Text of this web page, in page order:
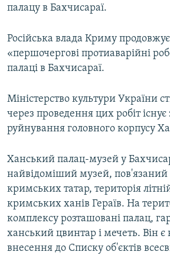
палацу в Бахчисараї.
Російська влада Криму
«першочергові протиаварійні
палаці в Бахчисараї.
Міністерство культури України
через проведення цих робіт існує
руйнування головного корпусу
Ханський палац-музей у
найвідоміший музей, пов'язаний
кримських татар, територія
кримських ханів Гераїв. На
комплексу розташовані палац,
ханський цвинтар і мечеть. Він
внесення до Списку об'єктів